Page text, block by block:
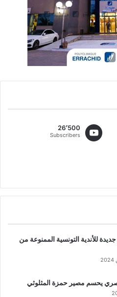
26٬500
Subscribers
جديدة للأندية التونسية الممنوعة من
يحسم مصير حمزة المثلوثي